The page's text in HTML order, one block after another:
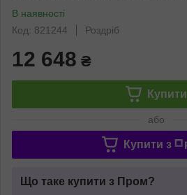
В наявності
Код: 821244
Роздріб
12 648 ₴
Купити
або
Купити з
Що таке купити з Пром?